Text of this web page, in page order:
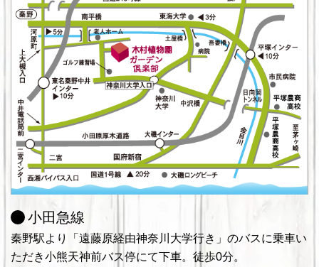
小田急線
秦野駅より「遠藤原経由神奈川大学行き」のバスに乗車い
ただき小熊天神前バス停にて下車。徒歩0分。